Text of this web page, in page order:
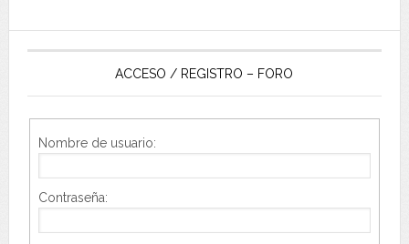
ACCESO / REGISTRO – FORO
Nombre de usuario:
Contraseña: